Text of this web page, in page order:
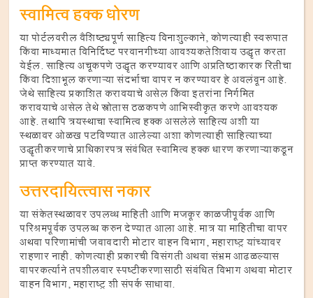
स्वामित्व हक्क धोरण
या पोर्टलवरील वैशिष्ट्यपूर्ण साहित्य विनाशुल्काने, कोणत्याही स्वरूपात
किंवा माध्यमात विनिर्दिष्ट परवानगीच्या आवश्यकतेशिवाय उद्धृत करता
येईल. साहित्य अचूकपणे उद्धृत करण्यावर आणि अप्रतिष्ठाकारक रितीचा
किंवा दिशाभूल करणाऱ्या संदर्भाचा वापर न करण्यावर हे अवलंबून आहे.
जेथे साहित्य प्रकाशित करावयाचे असेल किंवा इतरांना निर्गमित
करावयाचे असेल तेथे स्त्रोतास ठळकपणे आभिस्वीकृत करणे आवश्यक
आहे. तथापि त्रयस्थाचा स्वामित्व हक्क असलेले साहित्य अशी या
स्थळावर ओळख पटविण्यात आलेल्या अशा कोणत्याही साहित्याच्या
उद्धृतीकरणाचे प्राधिकारपत्र संबंधित स्वामित्व हक्क धारण करणाऱ्याकडून
प्राप्त करण्यात यावे.
उत्तरदायित्त्वास नकार
या संकेतस्थळावर उपलब्ध माहिती आणि मजकूर काळजीपूर्वक आणि
परिश्रमपूर्वक उपलब्ध करुन देण्यात आला आहे. मात्र या माहितीचा वापर
अथवा परिणामांची जबाबदारी मोटार वाहन विभाग, महाराष्ट्र यांच्यावर
राहणार नाही. कोणत्याही प्रकारची विसंगती अथवा संभ्रम आढळल्यास
वापरकर्त्याने तपशीलवार स्पष्टीकरणासाठी संबंधित विभाग अथवा मोटार
वाहन विभाग, महाराष्ट्र शी संपर्क साधावा.